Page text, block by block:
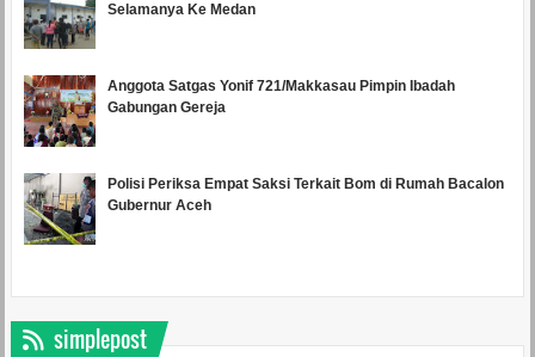
Selamanya Ke Medan
Anggota Satgas Yonif 721/Makkasau Pimpin Ibadah
Gabungan Gereja
Polisi Periksa Empat Saksi Terkait Bom di Rumah Bacalon
Gubernur Aceh
simplepost